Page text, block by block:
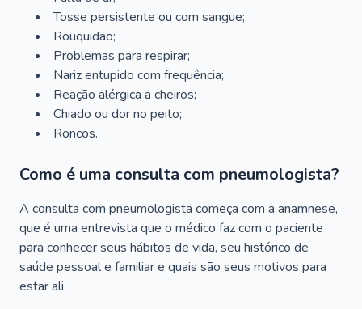
Tosse persistente ou com sangue;
Rouquidão;
Problemas para respirar;
Nariz entupido com frequência;
Reação alérgica a cheiros;
Chiado ou dor no peito;
Roncos.
Como é uma consulta com pneumologista?
A consulta com pneumologista começa com a anamnese,
que é uma entrevista que o médico faz com o paciente
para conhecer seus hábitos de vida, seu histórico de
saúde pessoal e familiar e quais são seus motivos para
estar ali.